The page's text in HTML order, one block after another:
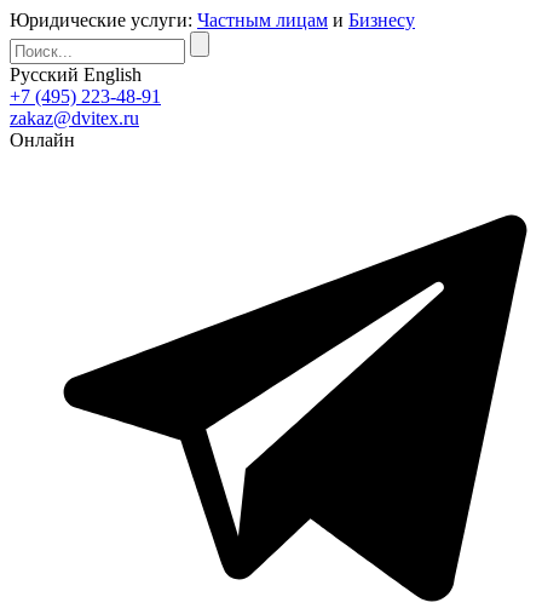
Юридические услуги: Частным лицам и Бизнесу
Русский English
+7 (495) 223-48-91
zakaz@dvitex.ru
Онлайн